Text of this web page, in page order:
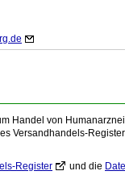
Handel von
Versandhandels-
Register und die